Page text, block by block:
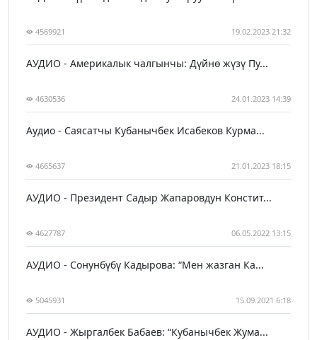
4569921 19.02.2023 21:32
АУДИО - Америкалык чалгынчы: Дүйнө жүзү Пу...
4630536 24.01.2023 14:39
Аудио - Саясатчы Кубанычбек Исабеков Курма...
4665637 21.01.2023 18:15
АУДИО - Президент Садыр Жапаровдун Констит...
4627787 06.05.2022 13:15
АУДИО - Сонунбүбү Кадырова: “Мен жазган Ка...
5045931 15.09.2021 6:18
АУДИО - Жыргалбек Бабаев: “Кубанычбек Жума...